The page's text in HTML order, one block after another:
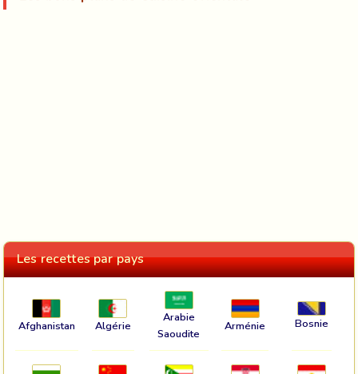
Les recettes par pays
Afghanistan Algérie
Arabie
Saoudite
Arménie Bosnie